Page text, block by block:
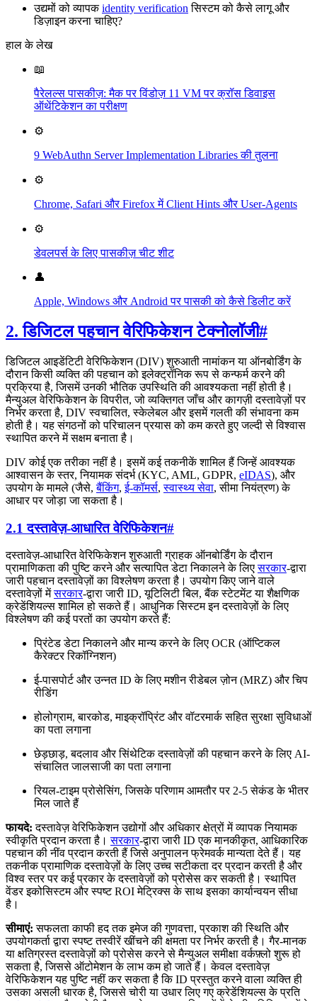
उद्यमों को व्यापकidentity verification सिस्टम को कैसे लागू और
डिज़ाइन करना चाहिए?
हाल के लेख
📖
पैरेलल्स पासकीज़: मैक पर विंडोज़ 11 VM पर क्रॉस डिवाइस
ऑथेंटिकेशन का परीक्षण
⚙️
9 WebAuthn Server Implementation Libraries की तुलना
⚙️
Chrome, Safari और Firefox में Client Hints और User-Agents
⚙️
डेवलपर्स के लिए पासकीज़ चीट शीट
👤
Apple, Windows और Android पर पासकी को कैसे डिलीट करें
2. डिजिटल पहचान वेरिफिकेशन टेक्नोलॉजी#
डिजिटल आइडेंटिटी वेरिफिकेशन (DIV) शुरुआती नामांकन या ऑनबोर्डिंग के
दौरान किसी व्यक्ति की पहचान को इलेक्ट्रॉनिक रूप से कन्फर्म करने की
प्रक्रिया है, जिसमें उनकी भौतिक उपस्थिति की आवश्यकता नहीं होती है।
मैन्युअल वेरिफिकेशन के विपरीत, जो व्यक्तिगत जाँच और कागज़ी दस्तावेज़ों पर
निर्भर करता है, DIV स्वचालित, स्केलेबल और इसमें गलती की संभावना कम
होती है। यह संगठनों को परिचालन प्रयास को कम करते हुए जल्दी से विश्वास
स्थापित करने में सक्षम बनाता है।
DIV कोई एक तरीका नहीं है। इसमें कई तकनीकें शामिल हैं जिन्हें आवश्यक
आश्वासन के स्तर, नियामक संदर्भ (KYC, AML, GDPR, eIDAS), और
उपयोग के मामले (जैसे,बैंकिंग,ई-कॉमर्स,स्वास्थ्य सेवा, सीमा नियंत्रण) के
आधार पर जोड़ा जा सकता है।
2.1 दस्तावेज़-आधारित वेरिफिकेशन#
दस्तावेज़-आधारित वेरिफिकेशन शुरुआती ग्राहक ऑनबोर्डिंग के दौरान
प्रामाणिकता की पुष्टि करने और सत्यापित डेटा निकालने के लिएसरकार-द्वारा
जारी पहचान दस्तावेज़ों का विश्लेषण करता है। उपयोग किए जाने वाले
दस्तावेज़ों मेंसरकार-द्वारा जारी ID, यूटिलिटी बिल, बैंक स्टेटमेंट या शैक्षणिक
क्रेडेंशियल्स शामिल हो सकते हैं। आधुनिक सिस्टम इन दस्तावेज़ों के लिए
विश्लेषण की कई परतों का उपयोग करते हैं:
प्रिंटेड डेटा निकालने और मान्य करने के लिए OCR (ऑप्टिकल
कैरेक्टर रिकॉग्निशन)
ई-पासपोर्ट और उन्नत ID के लिए मशीन रीडेबल ज़ोन (MRZ) और चिप
रीडिंग
होलोग्राम, बारकोड, माइक्रॉप्रिंट और वॉटरमार्क सहित सुरक्षा सुविधाओं
का पता लगाना
छेड़छाड़, बदलाव और सिंथेटिक दस्तावेज़ों की पहचान करने के लिए AI-
संचालित जालसाजी का पता लगाना
रियल-टाइम प्रोसेसिंग, जिसके परिणाम आमतौर पर 2-5 सेकंड के भीतर
मिल जाते हैं
फायदे: दस्तावेज़ वेरिफिकेशन उद्योगों और अधिकार क्षेत्रों में व्यापक नियामक
स्वीकृति प्रदान करता है।सरकार-द्वारा जारी ID एक मानकीकृत, आधिकारिक
पहचान की नींव प्रदान करती हैं जिसे अनुपालन फ्रेमवर्क मान्यता देते हैं। यह
तकनीक प्रामाणिक दस्तावेज़ों के लिए उच्च सटीकता दर प्रदान करती है और
विश्व स्तर पर कई प्रकार के दस्तावेज़ों को प्रोसेस कर सकती है। स्थापित
वेंडर इकोसिस्टम और स्पष्ट ROI मेट्रिक्स के साथ इसका कार्यान्वयन सीधा
है।
सीमाएं: सफलता काफी हद तक इमेज की गुणवत्ता, प्रकाश की स्थिति और
उपयोगकर्ता द्वारा स्पष्ट तस्वीरें खींचने की क्षमता पर निर्भर करती है। गैर-मानक
या क्षतिग्रस्त दस्तावेज़ों को प्रोसेस करने से मैन्युअल समीक्षा वर्कफ़्लो शुरू हो
सकता है, जिससे ऑटोमेशन के लाभ कम हो जाते हैं। केवल दस्तावेज़
वेरिफिकेशन यह पुष्टि नहीं कर सकता है कि ID प्रस्तुत करने वाला व्यक्ति ही
उसका असली धारक है, जिससे चोरी या उधार लिए गए क्रेडेंशियल्स के प्रति